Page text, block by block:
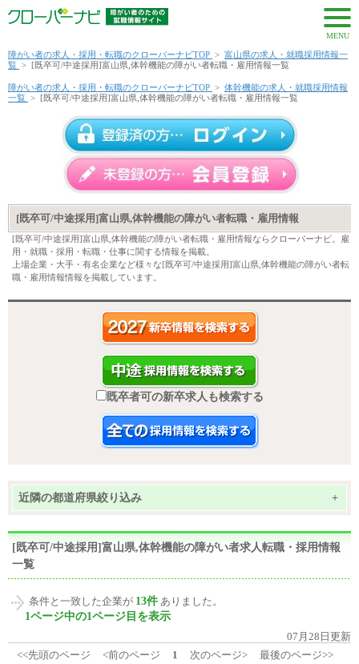
MENU
障がい者の求人・採用・転職のクローバーナビTOP > 富山県の求人・就職採用情報一
覧 > [既卒可/中途採用]富山県,体幹機能の障がい者転職・雇用情報一覧
障がい者の求人・採用・転職のクローバーナビTOP > 体幹機能の求人・就職採用情報
一覧 > [既卒可/中途採用]富山県,体幹機能の障がい者転職・雇用情報一覧
[既卒可/中途採用]富山県,体幹機能の障がい者転職・雇用情報
[既卒可/中途採用]富山県,体幹機能の障がい者転職・雇用情報ならクローバーナビ。雇
用・就職・採用・転職・仕事に関する情報を掲載。
上場企業・大手・有名企業など様々な[既卒可/中途採用]富山県,体幹機能の障がい者転
職・雇用情報情報を掲載しています。
既卒者可の新卒求人も検索する
近隣の都道府県絞り込み +
[既卒可/中途採用]富山県,体幹機能の障がい者求人転職・採用情報
一覧
条件と一致した企業が 13件 ありました。
1ページ中の1ページ目を表示
07月28日更新
<<先頭のページ
<前のページ 1 次のページ> 最後のページ>>